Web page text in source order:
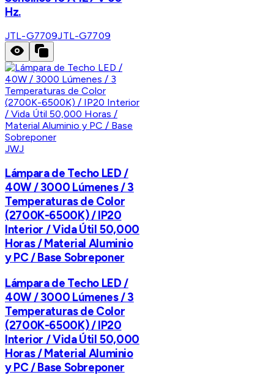
Hz.
JTL-G7709JTL-G7709
JWJ
Lámpara de Techo LED /
40W / 3000 Lúmenes / 3
Temperaturas de Color
(2700K-6500K) / IP20
Interior / Vida Útil 50,000
Horas / Material Aluminio
y PC / Base Sobreponer
Lámpara de Techo LED /
40W / 3000 Lúmenes / 3
Temperaturas de Color
(2700K-6500K) / IP20
Interior / Vida Útil 50,000
Horas / Material Aluminio
y PC / Base Sobreponer